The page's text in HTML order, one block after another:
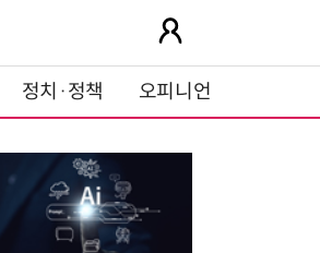
정치·정책 오피니언